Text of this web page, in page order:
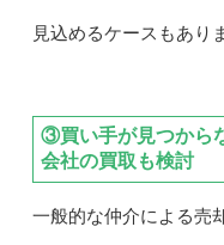
見込めるケースもあり
③買い手が見つから
会社の買取も検討
一般的な仲介による売